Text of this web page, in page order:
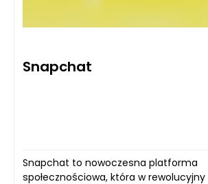
Snapchat
Snapchat to nowoczesna platforma
społecznościowa, która w